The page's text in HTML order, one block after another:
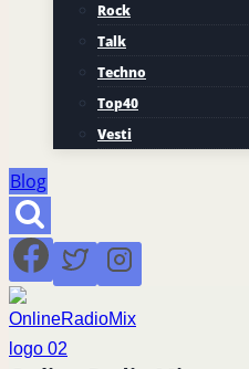
Rock
Talk
Techno
Top40
Vesti
Blog